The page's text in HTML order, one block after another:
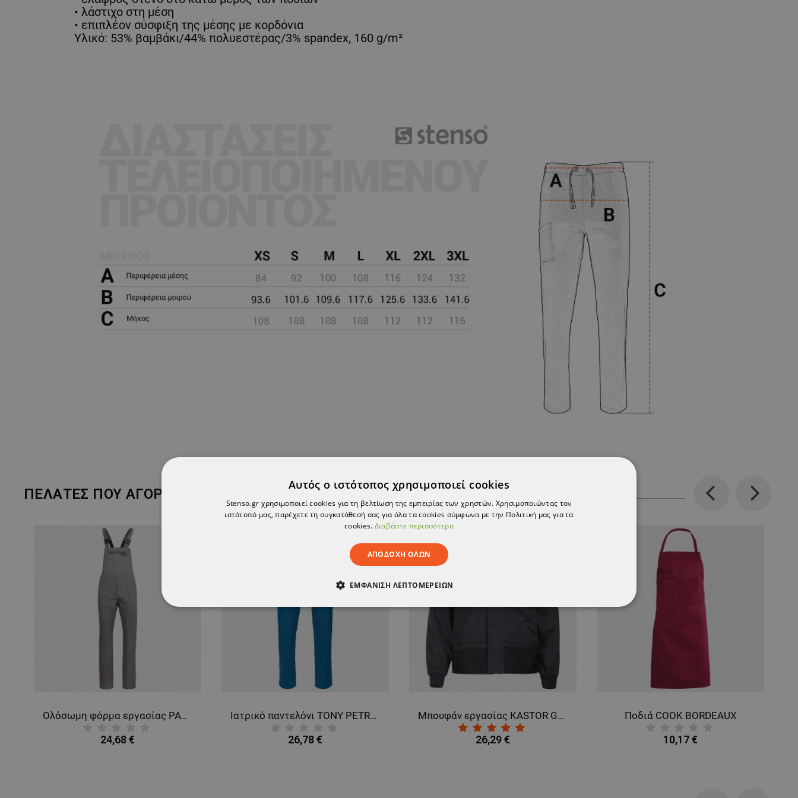
• λάστιχο στη μέση
• επιπλέον σύσφιξη της μέσης με κορδόνια
Υλικό: 53% βαμβάκι/44% πολυεστέρας/3% spandex, 160 g/m²
ΠΕΛΆΤΕΣ ΠΟΥ ΑΓΌΡΑΣΑΝ ΑΥΤΌ ΤΟ ΠΡΟΪΌΝ, ΑΓΌΡΑΣΑΝ ΕΠΊΣΗΣ:
Previous
Ολόσωμη φόρμα εργασίας PAYPER TROLLEY GREY
24,68 €
Ιατρικό παντελόνι TONY PETROL
26,78 €
Μπουφάν εργασίας KASTOR GREY
26,29 €
Ποδιά COOK BORDEAUX
10,17 €
Next
Αυτός ο ιστότοπος χρησιμοποιεί cookies
Stenso.gr χρησιμοποιεί cookies για τη βελτίωση της εμπειρίας των χρηστών. Χρησιμοποιώντας τον
ιστότοπό μας, παρέχετε τη συγκατάθεσή σας για όλα τα cookies σύμφωνα με την Πολιτική μας για τα
cookies. Διαβάστε περισσότερα
ΑΠΟΔΟΧΉ ΌΛΩΝ
ΕΜΦΆΝΙΣΗ ΛΕΠΤΟΜΕΡΕΙΏΝ
ΑΠΟΛΎΤΩΣ ΑΠΑΡΑΊΤΗΤΑ ΑΠΌΔΟΣΗΣ ΣΤΌΧΕΥΣΗΣ ΛΕΙΤΟΥΡΓΙΚΌΤΗΤΑΣ